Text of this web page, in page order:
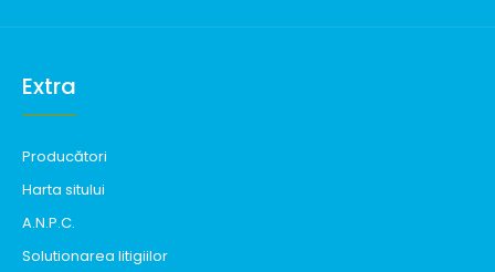
Extra
Producători
Harta sitului
A.N.P.C.
Solutionarea litigiilor